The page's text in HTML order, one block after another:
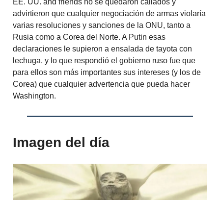
EE. UU. and friends no se quedaron callados y
advirtieron que cualquier negociación de armas violaría
varias resoluciones y sanciones de la ONU, tanto a
Rusia como a Corea del Norte. A Putin esas
declaraciones le supieron a ensalada de tayota con
lechuga, y lo que respondió el gobierno ruso fue que
para ellos son más importantes sus intereses (y los de
Corea) que cualquier advertencia que pueda hacer
Washington.
Imagen del día